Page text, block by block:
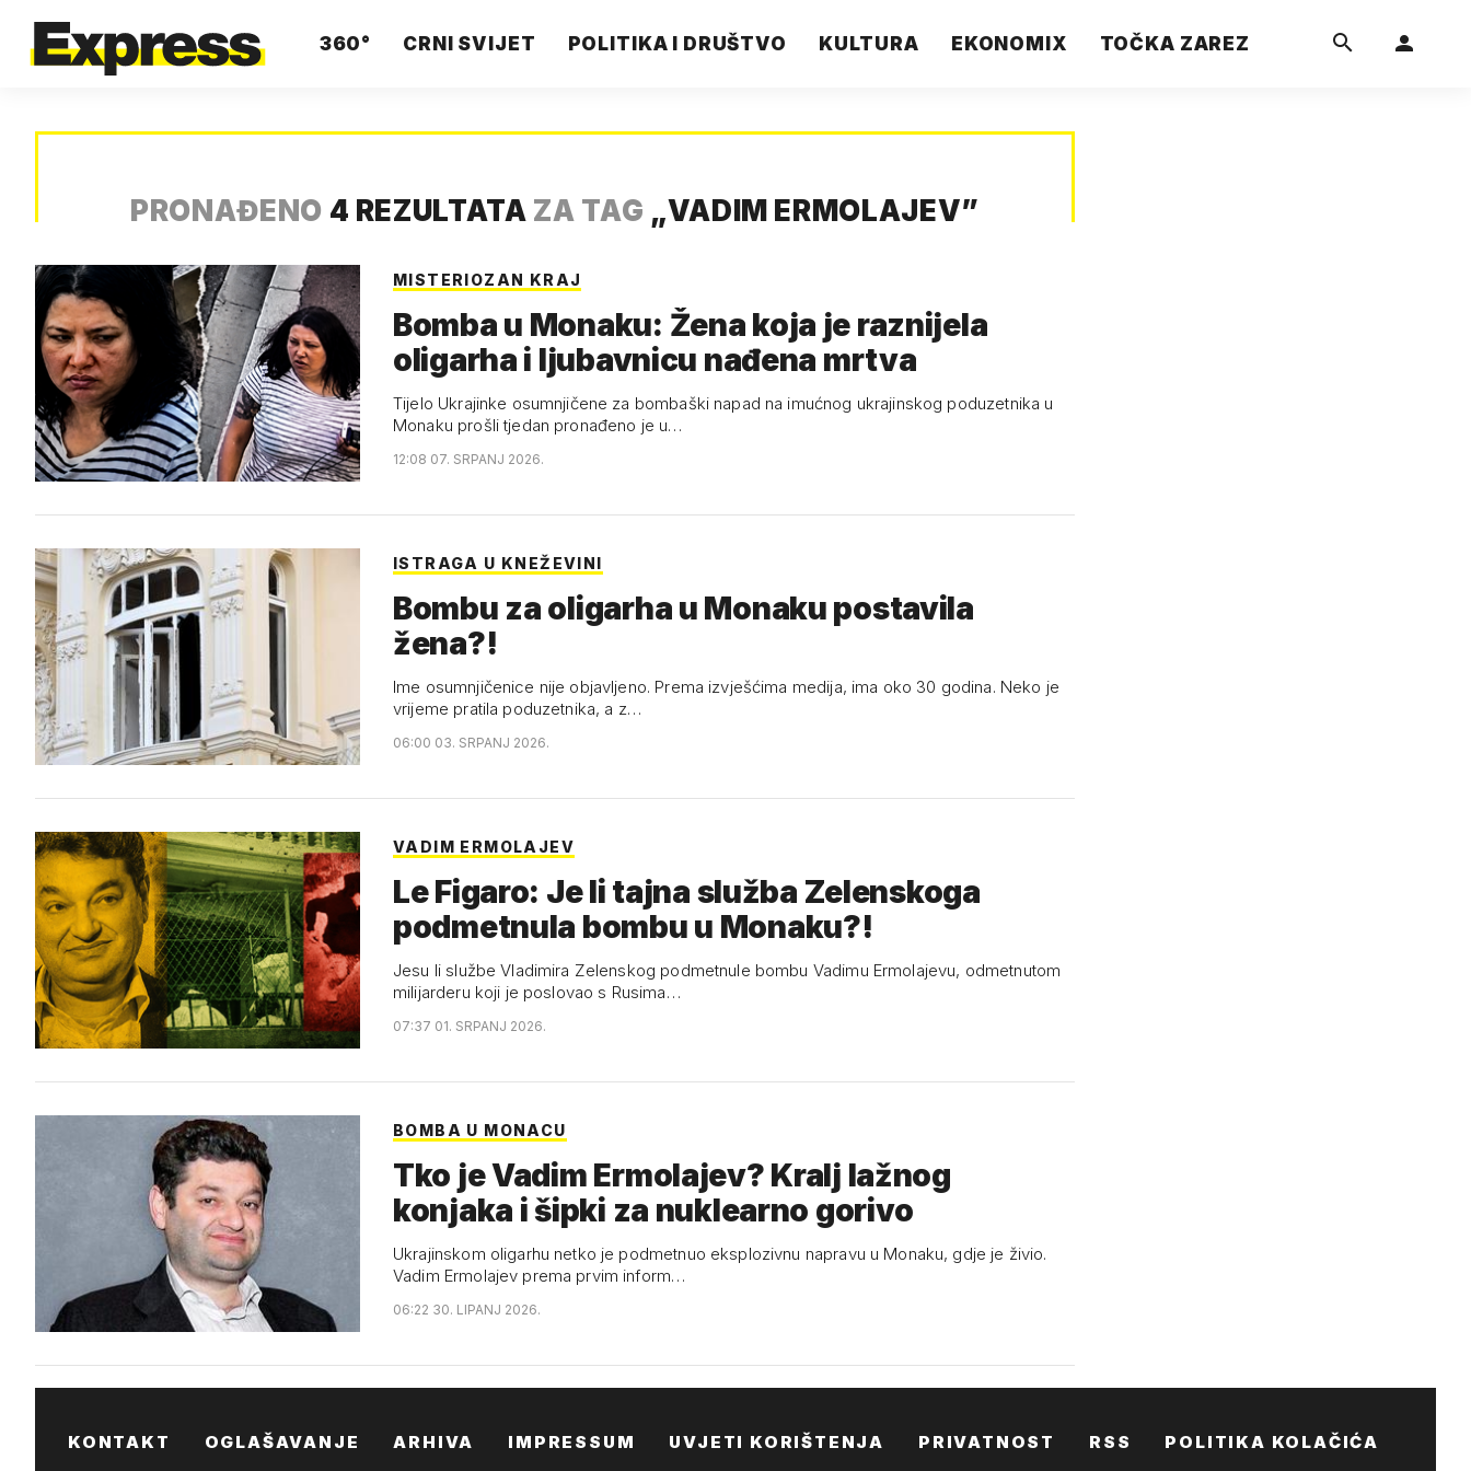
360° CRNI SVIJET POLITIKA I DRUŠTVO KULTURA EKONOMIX TOČKA ZAREZ
PRONAĐENO 4 REZULTATA ZA TAG „VADIM ERMOLAJEV”
MISTERIOZAN KRAJ
Bomba u Monaku: Žena koja je raznijela
oligarha i ljubavnicu nađena mrtva
Tijelo Ukrajinke osumnjičene za bombaški napad na imućnog ukrajinskog poduzetnika u
Monaku prošli tjedan pronađeno je u…
12:08 07. SRPANJ 2026.
ISTRAGA U KNEŽEVINI
Bombu za oligarha u Monaku postavila
žena?!
Ime osumnjičenice nije objavljeno. Prema izvješćima medija, ima oko 30 godina. Neko je
vrijeme pratila poduzetnika, a z…
06:00 03. SRPANJ 2026.
VADIM ERMOLAJEV
Le Figaro: Je li tajna služba Zelenskoga
podmetnula bombu u Monaku?!
Jesu li službe Vladimira Zelenskog podmetnule bombu Vadimu Ermolajevu, odmetnutom
milijarderu koji je poslovao s Rusima…
07:37 01. SRPANJ 2026.
BOMBA U MONACU
Tko je Vadim Ermolajev? Kralj lažnog
konjaka i šipki za nuklearno gorivo
Ukrajinskom oligarhu netko je podmetnuo eksplozivnu napravu u Monaku, gdje je živio.
Vadim Ermolajev prema prvim inform…
06:22 30. LIPANJ 2026.
KONTAKT OGLAŠAVANJE ARHIVA IMPRESSUM UVJETI KORIŠTENJA PRIVATNOST RSS POLITIKA KOLAČIĆA